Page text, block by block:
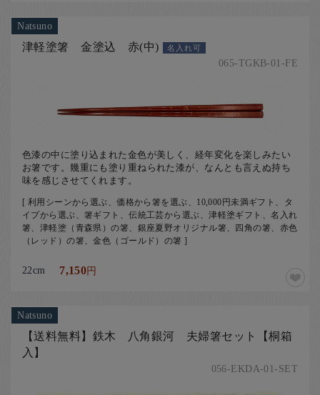
Natsuno
津軽塗箸 金塗込 赤(中) 名入れ可
065-TGKB-01-FE
色漆の中に塗り込まれた金色が美しく、経年変化を楽しみたい
お箸です。幾重にも塗り重ねられた漆が、なんとも言えぬ持ち
味を感じさせてくれます。
[ 利用シーンから選ぶ、価格から箸を選ぶ、10,000円未満ギフト、タ
イプから選ぶ、箸ギフト、伝統工芸から選ぶ、津軽塗ギフト、名入れ
箸、津軽塗（青森県）の箸、銀座夏野オリジナル箸、四角の箸、赤色
（レッド）の箸、金色（ゴールド）の箸 ]
22cm 7,150円
Natsuno
【送料無料】鉄木 八角銀河 夫婦箸セット【桐箱
入】
056-EKDA-01-SET